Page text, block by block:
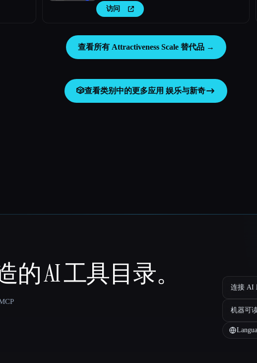
访问
查看所有 Attractiveness Scale 替代品 →
🎲查看类别中的更多应用 娱乐与新奇
的 AI 工具目录。 连接 AI
机器可